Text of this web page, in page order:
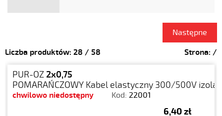
Następne
Liczba produktów: 28 / 58 Strona: /
PUR-OZ2x0,75
POMARAŃCZOWY Kabel elastyczny 300/500V
chwilowo niedostępny Kod: 22001
6,40 zł